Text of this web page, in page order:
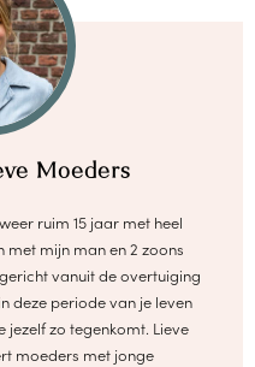
Moeders
ruim 15 jaar met heel
mijn man en 2 zoons
vanuit de overtuiging
deze periode van je leven
jezelf zo tegenkomt. Lieve
moeders met jonge